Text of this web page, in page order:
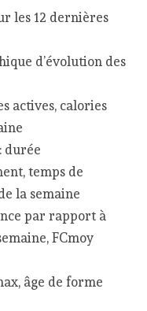
les 12 dernières
d’évolution des
actives, calories
durée
temps de
la semaine
par rapport à
FCmoy
âge de forme